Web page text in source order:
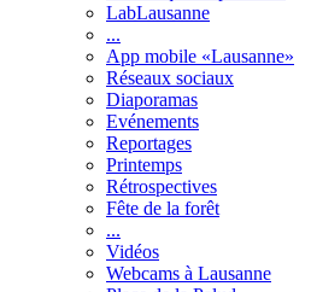
LabLausanne
...
App mobile «Lausanne»
Réseaux sociaux
Diaporamas
Evénements
Reportages
Printemps
Rétrospectives
Fête de la forêt
...
Vidéos
Webcams à Lausanne